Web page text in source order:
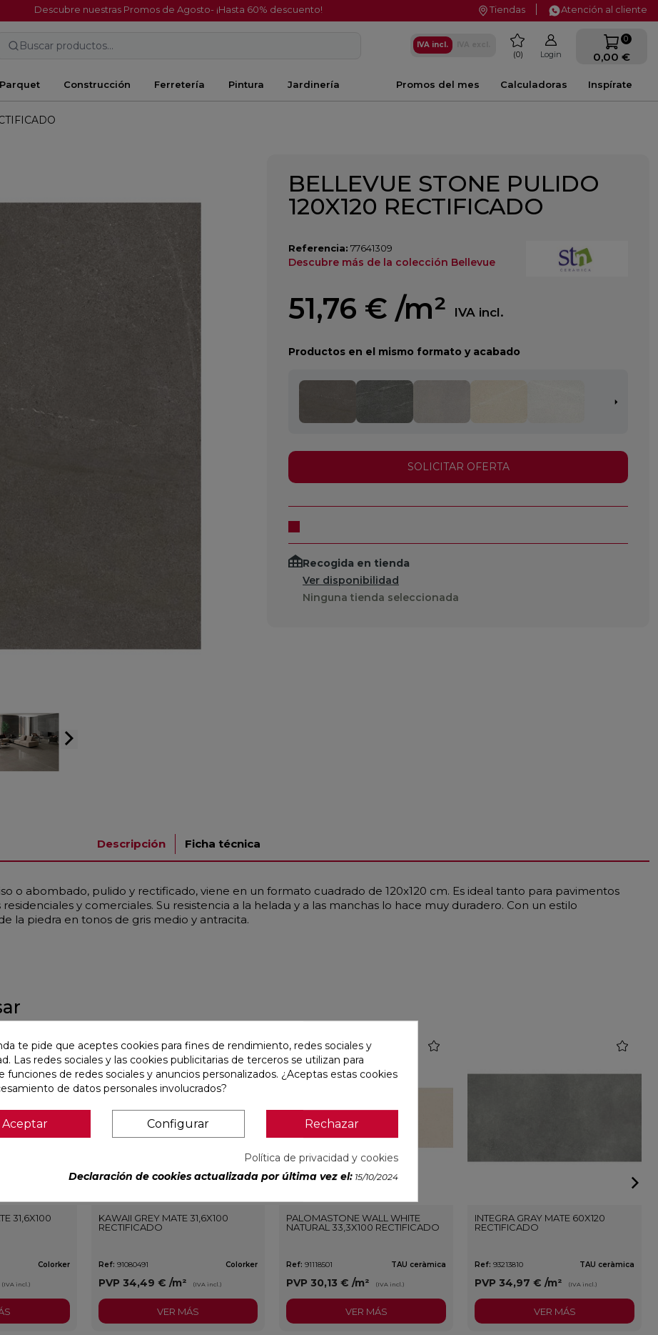
Descubre nuestras Promos de Agosto- ¡Hasta 60% descuento! Tiendas Atención al cliente
Buscar productos... IVA incl. favorite
0 Login
0
0,00 €
Parquet Construcción Ferretería Pintura Jardinería Inspírate
Calculadoras
Promos del mes
arrow_forward_ios
BELLEVUE STONE PULIDO
120X120 RECTIFICADO
Referencia: 77641309
Descubre más de la colección Bellevue
51,76 € /m² IVA incl.
Productos en el mismo formato y acabado
SOLICITAR OFERTA
Recogida en tienda
Ver disponibilidad
Ninguna tienda seleccionada
Descripción Ficha técnica
o abombado, pulido y rectificado, viene en un formato cuadrado de 120x120 cm. Es ideal tanto para pavimentos
y comerciales. Su resistencia a la helada y a las manchas lo hace muy duradero. Con un estilo
la piedra en tonos de gris medio y antracita.
31,6X100
Colorker
(IVA incl.)
favorite
KAWAII GREY MATE 31,6X100
RECTIFICADO
Ref: 91080491 Colorker
PVP 34,49 € /m² (IVA incl.)
favorite
VER MÁS
PALOMASTONE WALL WHITE
NATURAL 33,3X100 RECTIFICADO
Ref: 91118501 TAU ceràmica
PVP 30,13 €/m² (IVA incl.)
VER MÁS
INTEGRA GRAY MATE 60X120
RECTIFICADO
Ref: 93213810 TAU ceràmica
PVP 34,97 €/m² (IVA incl.)
favorite
VER MÁS
te pide que aceptes cookies para fines de rendimiento, redes sociales y
Las redes sociales y las cookies publicitarias de terceros se utilizan para
funciones de redes sociales y anuncios personalizados. ¿Aceptas estas cookies
de datos personales involucrados?
Aceptar Configurar Rechazar
Política de privacidad y cookies
Declaración de cookies actualizada por última vez el: 15/10/2024